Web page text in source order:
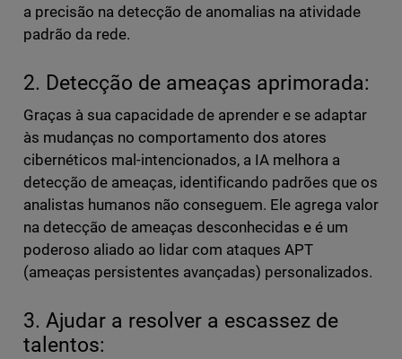
a precisão na detecção de anomalias na atividade
padrão da rede.
2. Detecção de ameaças aprimorada:
Graças à sua capacidade de aprender e se adaptar
às mudanças no comportamento dos atores
cibernéticos mal-intencionados, a IA melhora a
detecção de ameaças, identificando padrões que os
analistas humanos não conseguem. Ele agrega valor
na detecção de ameaças desconhecidas e é um
poderoso aliado ao lidar com ataques APT
(ameaças persistentes avançadas) personalizados.
3. Ajudar a resolver a escassez de
talentos: